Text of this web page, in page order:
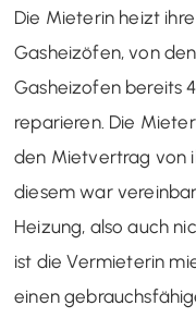
Die Mieterin heizt
Gasheizöfen, von
Gasheizofen bereits
reparieren. Die
den Mietvertrag von
diesem war
Heizung, also auch
ist die Vermieterin
einen